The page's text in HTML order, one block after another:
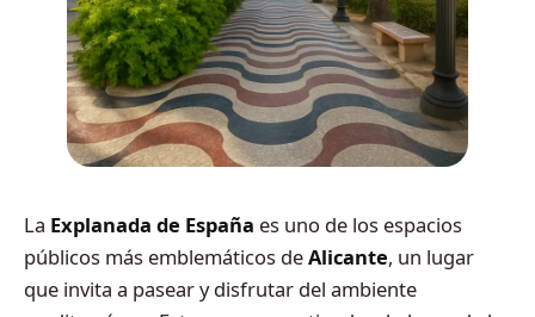
La Explanada de España es uno de los espacios
públicos más emblemáticos deAlicante, un lugar
que invita a pasear y disfrutar del ambiente